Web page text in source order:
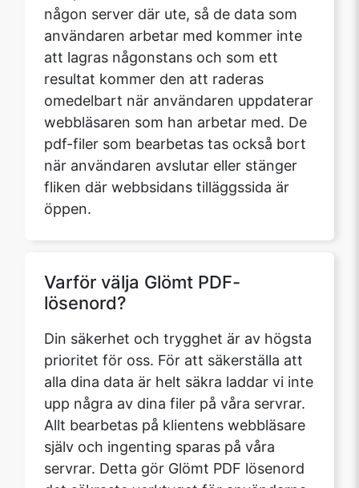
någon server där ute, så de data som
användaren arbetar med kommer inte
att lagras någonstans och som ett
resultat kommer den att raderas
omedelbart när användaren uppdaterar
webbläsaren som han arbetar med. De
pdf-filer som bearbetas tas också bort
när användaren avslutar eller stänger
fliken där webbsidans tilläggssida är
öppen.
Varför välja Glömt PDF-
lösenord?
Din säkerhet och trygghet är av högsta
prioritet för oss. För att säkerställa att
alla dina data är helt säkra laddar vi inte
upp några av dina filer på våra servrar.
Allt bearbetas på klientens webbläsare
själv och ingenting sparas på våra
servrar. Detta gör Glömt PDF lösenord